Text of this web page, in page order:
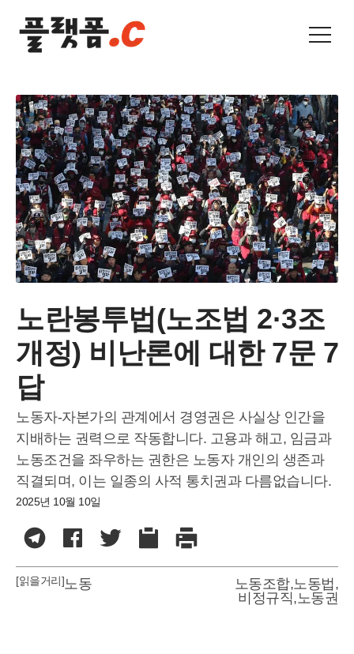
노란봉투법(노조법 2·3조
개정) 비난론에 대한 7문 7
답
노동자-자본가의 관계에서 경영권은 사실상 인간을
지배하는 권력으로 작동합니다. 고용과 해고, 임금과
노동조건을 좌우하는 권한은 노동자 개인의 생존과
직결되며, 이는 일종의 사적 통치권과 다름없습니다.
2025년 10월 10일
[읽을거리]노동 노동조합,노동법 ,
비정규직,노동권